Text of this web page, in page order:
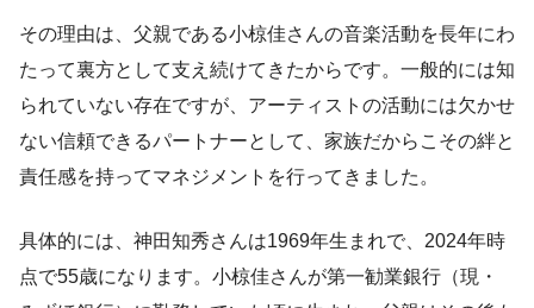
その理由は、父親である小椋佳さんの音楽活動を長年にわ
たって裏方として支え続けてきたからです。一般的には知
られていない存在ですが、アーティストの活動には欠かせ
ない信頼できるパートナーとして、家族だからこその絆と
責任感を持ってマネジメントを行ってきました。
具体的には、神田知秀さんは1969年生まれで、2024年時
点で55歳になります。小椋佳さんが第一勧業銀行（現・